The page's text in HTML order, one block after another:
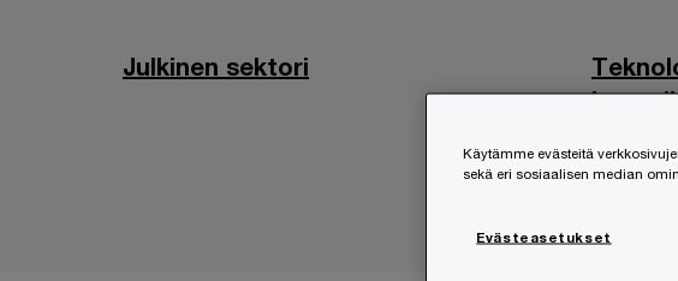
Julkinen sektori
ja
Käytämme evästeitä
sekä eri sosiaalisen median
Evästeasetukset